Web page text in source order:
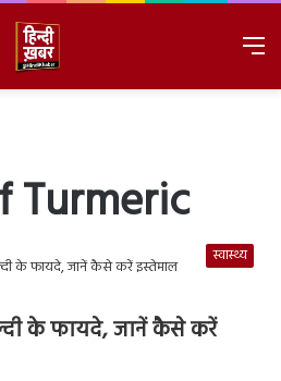
Turmeric
स्वास्थ्य
के फायदे, जानें कैसे करें